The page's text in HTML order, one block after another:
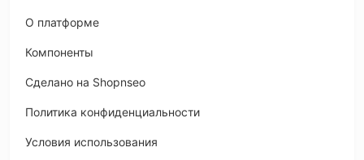
O платформе
Компоненты
Сделано на Shopnseo
Политика конфиденциальности
Условия использования